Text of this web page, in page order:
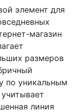
элемент для
магазин
размеров
по уникальным
линия